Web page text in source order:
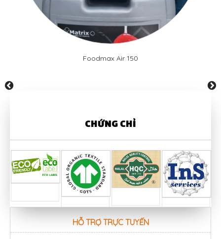
Foodmax Air 150
prev next
CHỨNG CHỈ
HỖ TRỢ TRỰC TUYẾN